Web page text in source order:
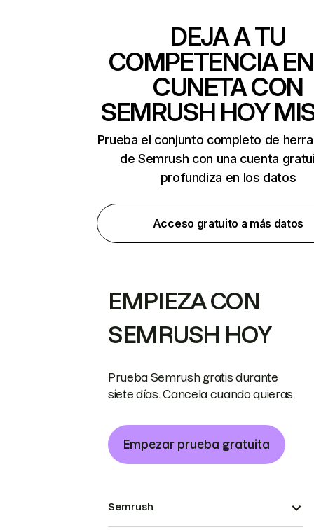
DEJA A TU
COMPETENCIA
CUNETA CON
SEMRUSH HOY
Prueba el conjunto completo de
de Semrush con una cuenta
profundiza en los datos
Acceso gratuito a más datos
EMPIEZA CON
SEMRUSH HOY
Prueba Semrush gratis durante
siete días. Cancela cuando quieras.
Empezar prueba gratuita
Semrush